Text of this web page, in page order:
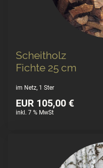
Scheitholz
Fichte 25 cm
im Netz, 1 Ster
EUR 105,00 €
inkl. 7 % MwSt